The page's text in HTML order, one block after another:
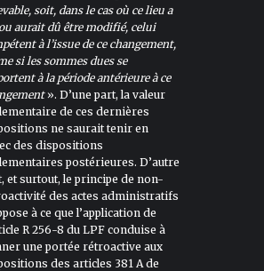
soit, dans le cas où ce lieu a
aurait dû être modifié, celui
à l’issue de ce changement,
si les sommes dues se
à la période antérieure à ce
». D’une part, la valeur
de ces dernières
ne saurait tenir en
des dispositions
postérieures. D’autre
et surtout, le principe de non-
des actes administratifs
à ce que l’application de
R 256-8 du LPF conduise à
une portée rétroactive aux
des articles 381 A de